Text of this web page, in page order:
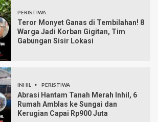
PERISTIWA
Teror Monyet Ganas di Tembilahan! 8
Warga Jadi Korban Gigitan, Tim
Gabungan Sisir Lokasi
INHIL PERISTIWA
Abrasi Hantam Tanah Merah Inhil, 6
Rumah Amblas ke Sungai dan
Kerugian Capai Rp900 Juta